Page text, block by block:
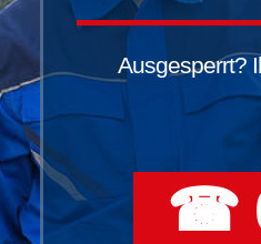
Ausgesperrt?
☎